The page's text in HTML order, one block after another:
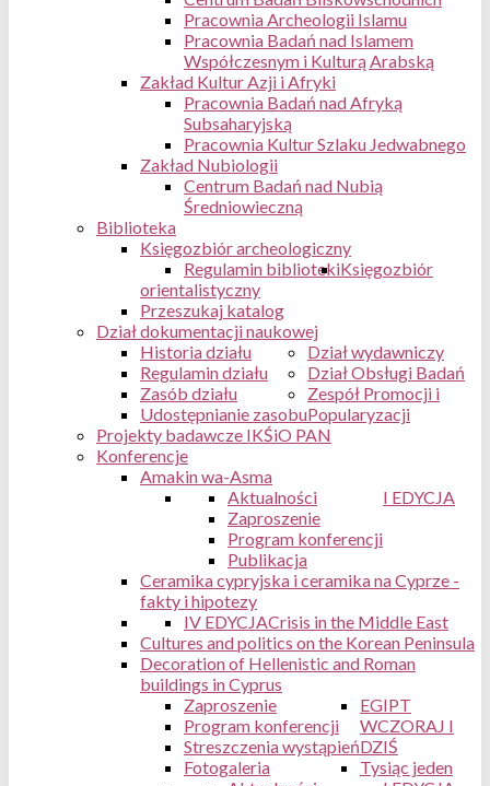
Pracownia Archeologii Islamu
Pracownia Badań nad Islamem
Współczesnym i Kulturą Arabską
Zakład Kultur Azji i Afryki
Pracownia Badań nad Afryką
Subsaharyjską
Pracownia Kultur Szlaku Jedwabnego
Zakład Nubiologii
Centrum Badań nad Nubią
Średniowieczną
Biblioteka
Księgozbiór archeologiczny
Regulamin bibliotekiKsięgozbiór
orientalistyczny
Przeszukaj katalog
Dział dokumentacji naukowej
Historia działu
Regulamin działu
Zasób działu
Udostępnianie zasobu
Dział wydawniczy
Dział Obsługi Badań
Zespół Promocji i
Popularyzacji
Projekty badawcze IKŚiO PAN
Konferencje
Amakin wa-Asma
I EDYCJA
Aktualności
Zaproszenie
Program konferencji
Publikacja
Ceramika cypryjska i ceramika na Cyprze -
fakty i hipotezy
Crisis in the Middle East
IV EDYCJA
Cultures and politics on the Korean Peninsula
Decoration of Hellenistic and Roman
buildings in Cyprus
Zaproszenie
Program konferencji
Streszczenia wystąpień
Fotogaleria
EGIPT
WCZORAJ I
DZIŚ
Tysiąc jeden